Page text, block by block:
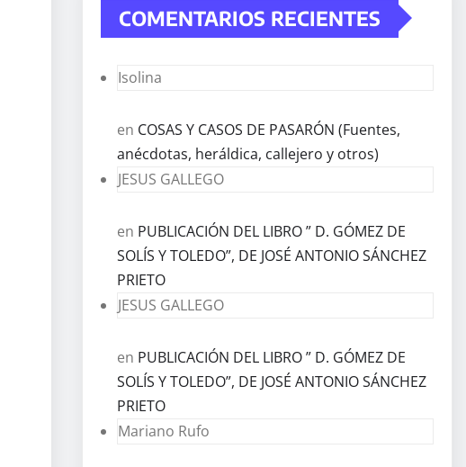
COMENTARIOS RECIENTES
Isolina
en COSAS Y CASOS DE PASARÓN (Fuentes,
anécdotas, heráldica, callejero y otros)
JESUS GALLEGO
en PUBLICACIÓN DEL LIBRO ” D. GÓMEZ DE
SOLÍS Y TOLEDO”, DE JOSÉ ANTONIO SÁNCHEZ
PRIETO
JESUS GALLEGO
en PUBLICACIÓN DEL LIBRO ” D. GÓMEZ DE
SOLÍS Y TOLEDO”, DE JOSÉ ANTONIO SÁNCHEZ
PRIETO
Mariano Rufo